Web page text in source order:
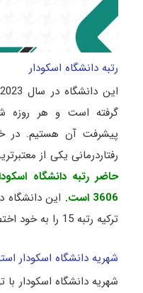
رتبه دانشگاه اسکودار
گرفته است و هر روزه
پیشرفت آن هستیم. در
رفتاردرمانی یکی از
3606 است.
این
ترکیه رتبه 15 را به خود اختصاص داده است.
شهریه دانشگاه اسکودار
شهریه دانشگاه اسکودار